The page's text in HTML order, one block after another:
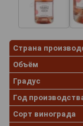
Страна
Объём
Градус
Год
Сорт винограда